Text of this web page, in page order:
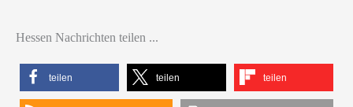
Hessen Nachrichten teilen ...
teilen teilen teilen